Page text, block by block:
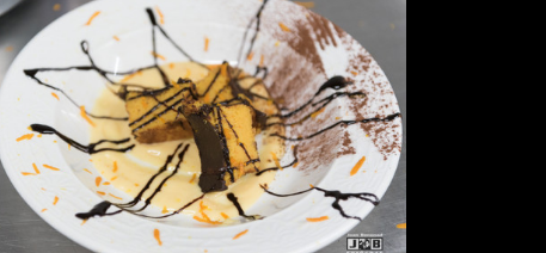
Desde 0,00 €